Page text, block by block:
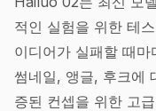
적인 실험을 위한 테
이디어가 실패할 때
썸네일, 앵글, 후크에
증된 컨셉을 위한 고